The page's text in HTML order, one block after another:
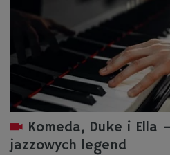
Komeda, Duke i Ella
jazzowych legend